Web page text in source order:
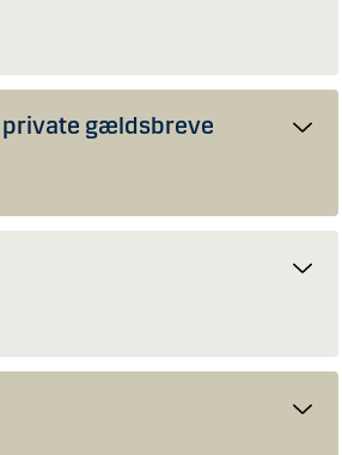
private gældsbreve